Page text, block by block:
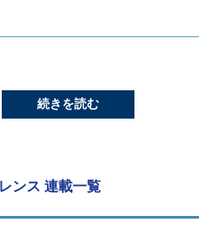
続きを読む
ンス 連載一覧